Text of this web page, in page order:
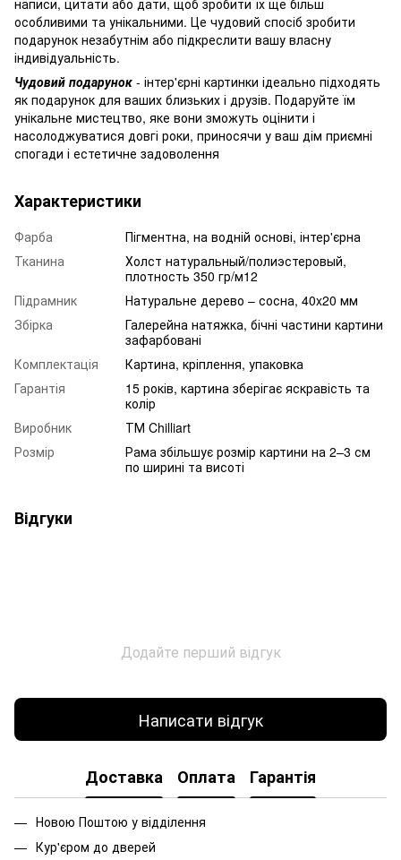
написи, цитати або дати, щоб зробити їх ще більш
особливими та унікальними. Це чудовий спосіб зробити
подарунок незабутнім або підкреслити вашу власну
індивідуальність.
Чудовий подарунок - інтер'єрні картинки ідеально підходять
як подарунок для ваших близьких і друзів. Подаруйте їм
унікальне мистецтво, яке вони зможуть оцінити і
насолоджуватися довгі роки, приносячи у ваш дім приємні
спогади і естетичне задоволення
Характеристики
Фарба
Пігментна, на водній основі, інтер'єрна
Тканина
Холст натуральный/полиэстеровый,
плотность 350 гр/м12
Підрамник
Натуральне дерево – сосна, 40x20 мм
Збірка
Галерейна натяжка, бічні частини картини
зафарбовані
Комплектація
Картина, кріплення, упаковка
Гарантія
15 років, картина зберігає яскравість та
колір
Виробник
ТМ Chilliart
Розмір
Рама збільшує розмір картини на 2–3 см
по ширині та висоті
Відгуки
Додайте перший відгук
Написати відгук
Доставка Оплата Гарантія
Новою Поштою у відділення
Кур'єром до дверей